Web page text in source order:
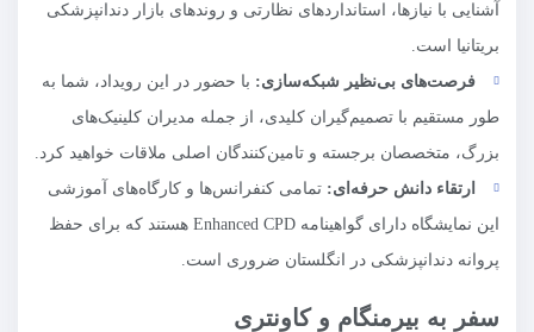
آشنایی با نیازها، استانداردهای نظارتی و روندهای بازار دندانپزشکی
بریتانیا است.
فرصت‌های بی‌نظیر شبکه‌سازی: با حضور در این رویداد، شما به
طور مستقیم با تصمیم‌گیران کلیدی، از جمله مدیران کلینیک‌های
بزرگ، متخصصان برجسته و تامین‌کنندگان اصلی ملاقات خواهید کرد.
ارتقاء دانش حرفه‌ای: تمامی کنفرانس‌ها و کارگاه‌های آموزشی
این نمایشگاه دارای گواهینامه Enhanced CPD هستند که برای حفظ
پروانه دندانپزشکی در انگلستان ضروری است.
سفر به بیرمنگام و کاونتری